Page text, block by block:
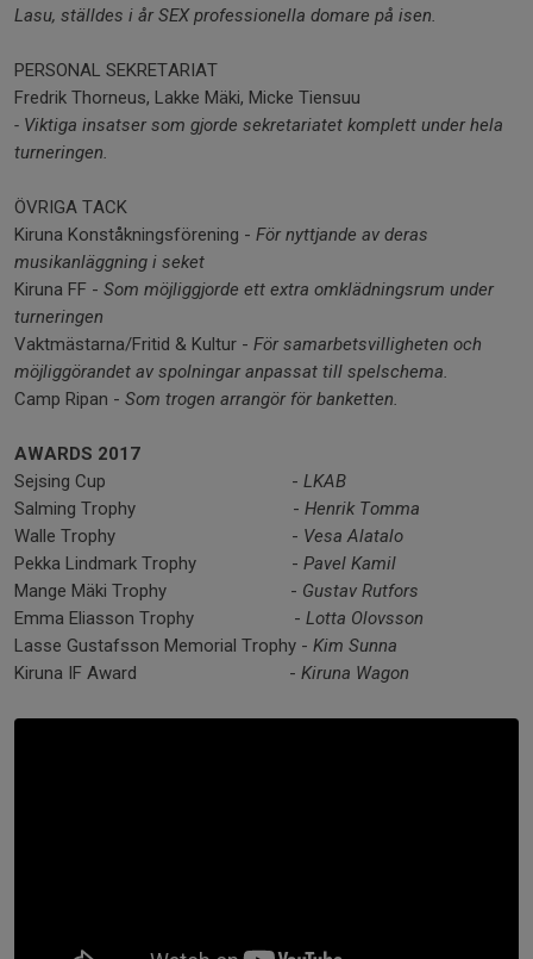
Lasu, ställdes i år SEX professionella domare på isen.
PERSONAL SEKRETARIAT
Fredrik Thorneus, Lakke Mäki, Micke Tiensuu
- Viktiga insatser som gjorde sekretariatet komplett under hela
turneringen.
ÖVRIGA TACK
Kiruna Konståkningsförening - För nyttjande av deras
musikanläggning i seket
Kiruna FF - Som möjliggjorde ett extra omklädningsrum under
turneringen
Vaktmästarna/Fritid & Kultur - För samarbetsvilligheten och
möjliggörandet av spolningar anpassat till spelschema.
Camp Ripan - Som trogen arrangör för banketten.
AWARDS 2017
Sejsing Cup - LKAB
Salming Trophy - Henrik Tomma
Walle Trophy - Vesa Alatalo
Pekka Lindmark Trophy - Pavel Kamil
Mange Mäki Trophy - Gustav Rutfors
Emma Eliasson Trophy - Lotta Olovsson
Lasse Gustafsson Memorial Trophy - Kim Sunna
Kiruna IF Award - Kiruna Wagon